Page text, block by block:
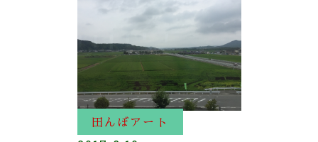
田んぼアート